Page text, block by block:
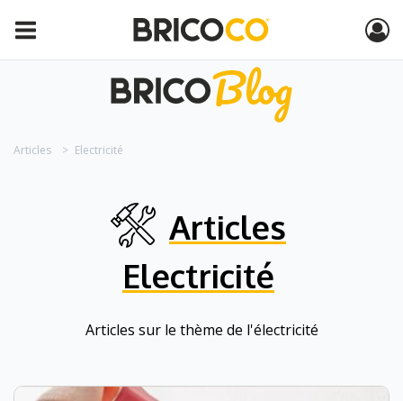
Articles Electricité
Articles
Electricité
Articles sur le thème de l'électricité